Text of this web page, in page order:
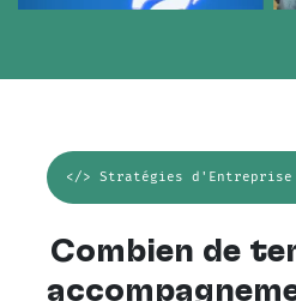
</> Stratégies d'Entreprise
Combien de